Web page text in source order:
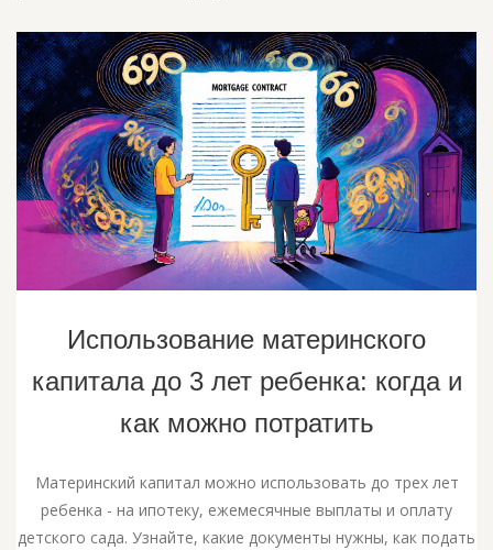
Использование материнского
капитала до 3 лет ребенка: когда и
как можно потратить
Материнский капитал можно использовать до трех лет
ребенка - на ипотеку, ежемесячные выплаты и оплату
детского сада. Узнайте, какие документы нужны, как подать